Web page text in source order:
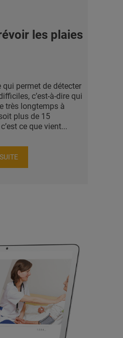
les plaies
qui permet de détecter
c’est-à-dire qui
très longtemps à
plus de 15
ce que vient...